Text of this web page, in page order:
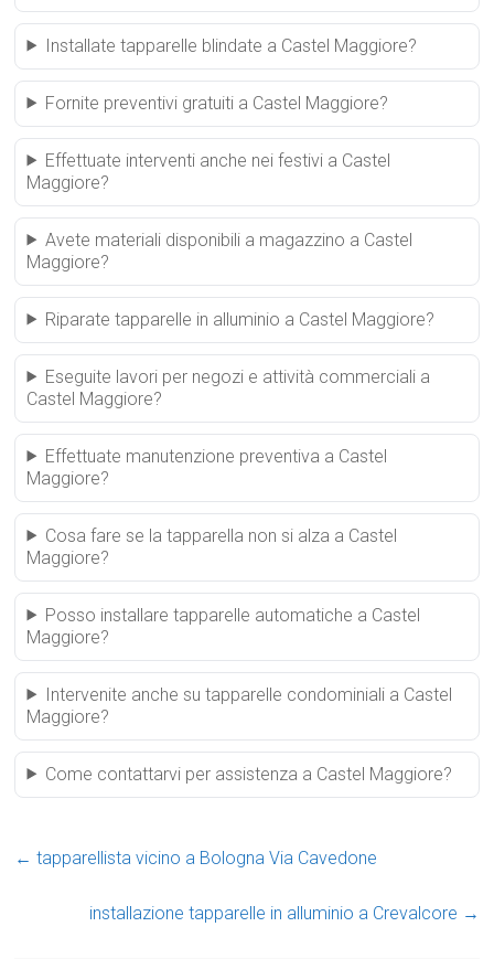
Installate tapparelle blindate a Castel Maggiore?
Fornite preventivi gratuiti a Castel Maggiore?
Effettuate interventi anche nei festivi a Castel
Maggiore?
Avete materiali disponibili a magazzino a Castel
Maggiore?
Riparate tapparelle in alluminio a Castel Maggiore?
Eseguite lavori per negozi e attività commerciali a
Castel Maggiore?
Effettuate manutenzione preventiva a Castel
Maggiore?
Cosa fare se la tapparella non si alza a Castel
Maggiore?
Posso installare tapparelle automatiche a Castel
Maggiore?
Intervenite anche su tapparelle condominiali a Castel
Maggiore?
Come contattarvi per assistenza a Castel Maggiore?
← tapparellista vicino a Bologna Via Cavedone
installazione tapparelle in alluminio a Crevalcore →